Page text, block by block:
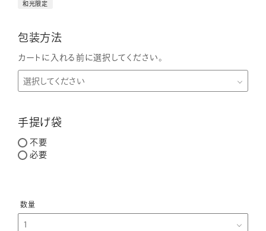
和光限定
包装方法
カートに入れる前に選択してください。
手提げ袋
不要
必要